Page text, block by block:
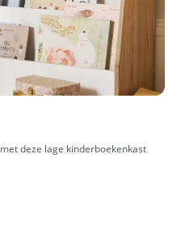
deze lage kinderboekenkast